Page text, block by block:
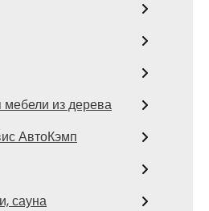
мебели из дерева
АвтоКэмп
сауна